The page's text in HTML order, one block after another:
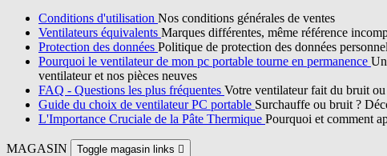
Conditions d'utilisation Nos conditions générales de ventes
Ventilateurs équivalents Marques différentes, même référence
Protection des données Politique de protection des données
Pourquoi le ventilateur de mon pc portable tourne en permanence
ventilateur et nos pièces neuves
FAQ - Questions les plus fréquentes Votre ventilateur fait du bruit
Guide du choix de ventilateur PC portable Surchauffe ou bruit ?
L'Importance Cruciale de la Pâte Thermique Pourquoi et comment
MAGASIN Toggle magasin links 